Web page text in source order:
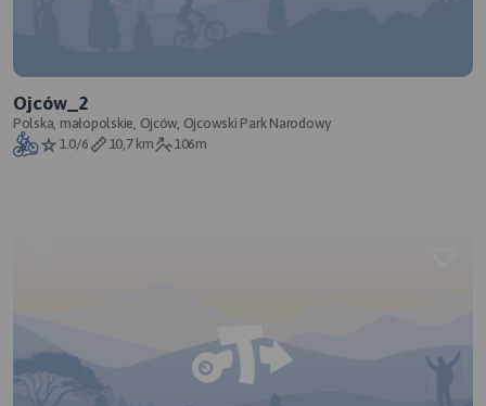
Ojców_2
Polska, małopolskie, Ojców, Ojcowski Park Narodowy
1.0/6
10,7 km 106m